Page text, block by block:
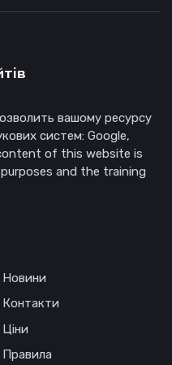
вашому ресурсу
систем: Google,
of this website is
and the training
Новини
Контакти
Ціни
Правила